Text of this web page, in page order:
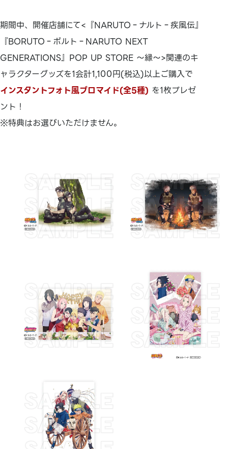
期間中、開催店舗にて<『NARUTO‐ナルト‐疾風伝』
『BORUTO‐ボルト‐NARUTO NEXT
GENERATIONS』POP UP STORE ～縁～>関連のキ
ャラクターグッズを1会計1,100円(税込)以上ご購入で
インスタントフォト風ブロマイド(全5種) を1枚プレゼ
ント！
※特典はお選びいただけません。